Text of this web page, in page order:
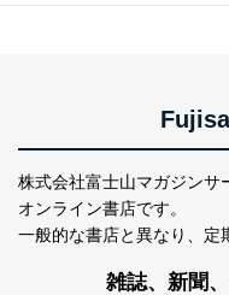
委託・提供先企業
が、これらに限り
委託先：カス
トカード決済
告配信サービス
提供先：出版社
店など商品の供
株式会社富士山マガジンサ
オンライン書店です。
一般的な書店と異なり、 定
雑誌、新聞